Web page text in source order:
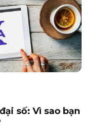
số: Vì sao bạn